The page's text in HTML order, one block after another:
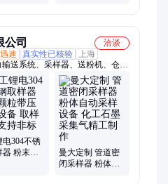
公司
洽谈
速 真实性已核验
上海
送系统、采样器、送粉机、仓
汽车散装机、螺旋气力输送泵、
包机、小袋拆包机、喷射泵、真
电304不锈
器 粉末颗
曼大定制 管道密
闭采样器 粉体自